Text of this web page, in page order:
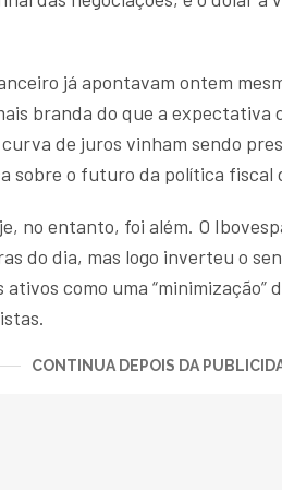
já apontavam ontem
branda do que a expectativa
de juros vinham sendo
sobre o futuro da política fiscal
no entanto, foi além. O
do dia, mas logo inverteu o
como uma “minimização”
CONTINUA DEPOIS DA